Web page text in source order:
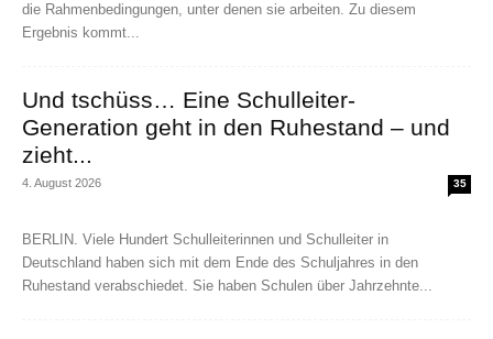
die Rahmenbedingungen, unter denen sie arbeiten. Zu diesem
Ergebnis kommt...
Und tschüss… Eine Schulleiter-
Generation geht in den Ruhestand – und
zieht...
4. August 2026 35
BERLIN. Viele Hundert Schulleiterinnen und Schulleiter in
Deutschland haben sich mit dem Ende des Schuljahres in den
Ruhestand verabschiedet. Sie haben Schulen über Jahrzehnte...